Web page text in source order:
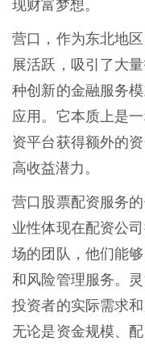
现财富梦想。
营口，作为东北地
展活跃，吸引了大
种创新的金融服务
应用。它本质上是
资平台获得额外的
高收益潜力。
营口股票配资服务
业性体现在配资公
场的团队，他们能
和风险管理服务。
投资者的实际需求
无论是资金规模、